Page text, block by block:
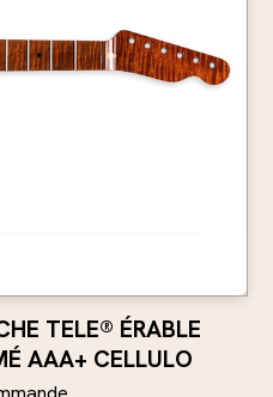
TELE® ÉRABLE
AAA+ CELLULO